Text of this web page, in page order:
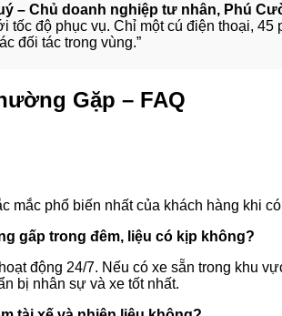
– Chủ doanh nghiệp tư nhân, Phú
tốc độ phục vụ. Chỉ một cú điện thoại,
đối tác trong vùng.”
Gặp – FAQ
mắc phổ biến nhất của khách hàng khi
gấp trong đêm, liệu có kịp không?
động 24/7. Nếu có xe sẵn trong khu
bị nhân sự và xe tốt nhất.